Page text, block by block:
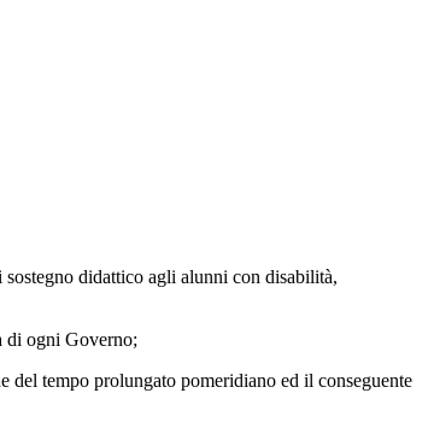
didattico agli alunni con disabilità,
ogni Governo;
tempo prolungato pomeridiano ed il conseguente